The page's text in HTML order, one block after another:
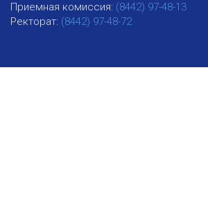
Приемная комиссия: (8442) 97-48-13
Ректорат: (8442) 97-48-72